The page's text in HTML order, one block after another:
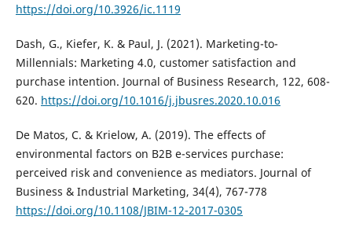
https://doi.org/10.3926/ic.1119
Dash, G., Kiefer, K. & Paul, J. (2021). Marketing-to-
Millennials: Marketing 4.0, customer satisfaction and
purchase intention. Journal of Business Research, 122, 608-
620. https://doi.org/10.1016/j.jbusres.2020.10.016
De Matos, C. & Krielow, A. (2019). The effects of
environmental factors on B2B e-services purchase:
perceived risk and convenience as mediators. Journal of
Business & Industrial Marketing, 34(4), 767-778
https://doi.org/10.1108/JBIM-12-2017-0305